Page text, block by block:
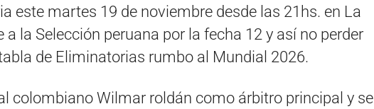
este martes 19 de noviembre desde las 21hs. en La
a la Selección peruana por la fecha 12 y así no perder
de Eliminatorias rumbo al Mundial 2026.
colombiano Wilmar roldán como árbitro principal y se